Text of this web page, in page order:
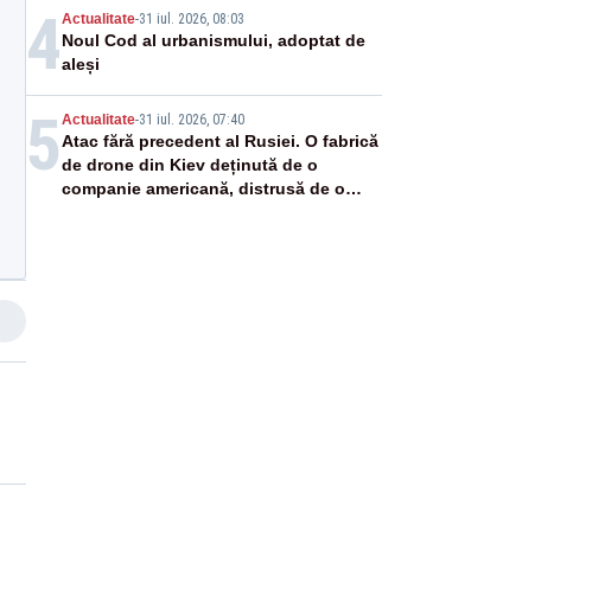
4Actualitate-31 iul. 2026, 08:03
Noul Cod al urbanismului, adoptat de
aleși
5 Actualitate-31 iul. 2026, 07:40
Atac fără precedent al Rusiei. O fabrică
de drone din Kiev deținută de o
companie americană, distrusă de o